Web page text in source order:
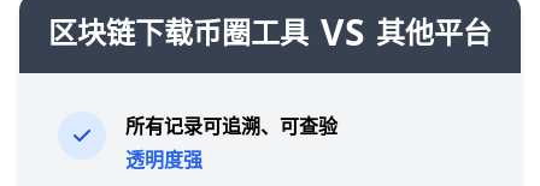
区块链下载币圈工具 VS 其他平台
所有记录可追溯、可查验
透明度强